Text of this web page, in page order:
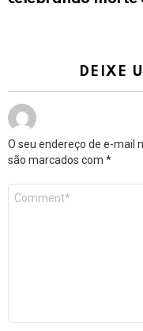
DEIXE
O seu endereço de e-mail
são marcados com *